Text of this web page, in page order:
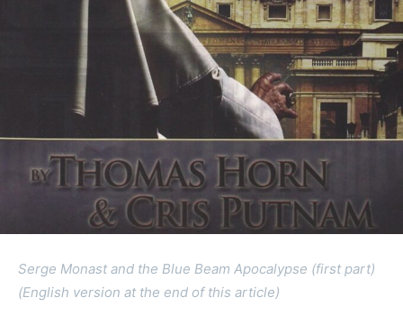
Serge Monast and the Blue Beam Apocalypse (first part)
(English version at the end of this article)